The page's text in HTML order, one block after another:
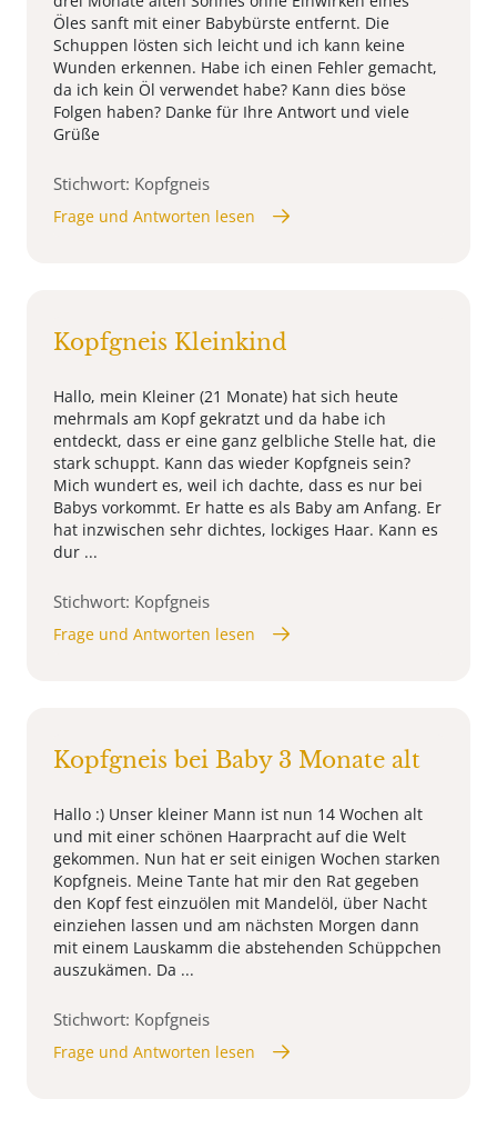
Öles sanft mit einer Babybürste entfernt. Die
Schuppen lösten sich leicht und ich kann keine
Wunden erkennen. Habe ich einen Fehler gemacht,
da ich kein Öl verwendet habe? Kann dies böse
Folgen haben? Danke für Ihre Antwort und viele
Grüße
Stichwort: Kopfgneis
Frage und Antworten lesen
Kopfgneis Kleinkind
Hallo, mein Kleiner (21 Monate) hat sich heute
mehrmals am Kopf gekratzt und da habe ich
entdeckt, dass er eine ganz gelbliche Stelle hat, die
stark schuppt. Kann das wieder Kopfgneis sein?
Mich wundert es, weil ich dachte, dass es nur bei
Babys vorkommt. Er hatte es als Baby am Anfang. Er
hat inzwischen sehr dichtes, lockiges Haar. Kann es
dur ...
Stichwort: Kopfgneis
Frage und Antworten lesen
Kopfgneis bei Baby 3 Monate alt
Hallo :) Unser kleiner Mann ist nun 14 Wochen alt
und mit einer schönen Haarpracht auf die Welt
gekommen. Nun hat er seit einigen Wochen starken
Kopfgneis. Meine Tante hat mir den Rat gegeben
den Kopf fest einzuölen mit Mandelöl, über Nacht
einziehen lassen und am nächsten Morgen dann
mit einem Lauskamm die abstehenden Schüppchen
auszukämen. Da ...
Stichwort: Kopfgneis
Frage und Antworten lesen